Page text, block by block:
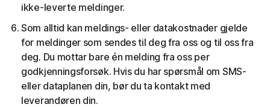
ikke-leverte meldinger.
Som alltid kan meldings- eller datakostnader gjelde
for meldinger som sendes til deg fra oss og til oss fra
deg. Du mottar bare én melding fra oss per
godkjenningsforsøk. Hvis du har spørsmål om SMS-
eller dataplanen din, bør du ta kontakt med
leverandøren din.